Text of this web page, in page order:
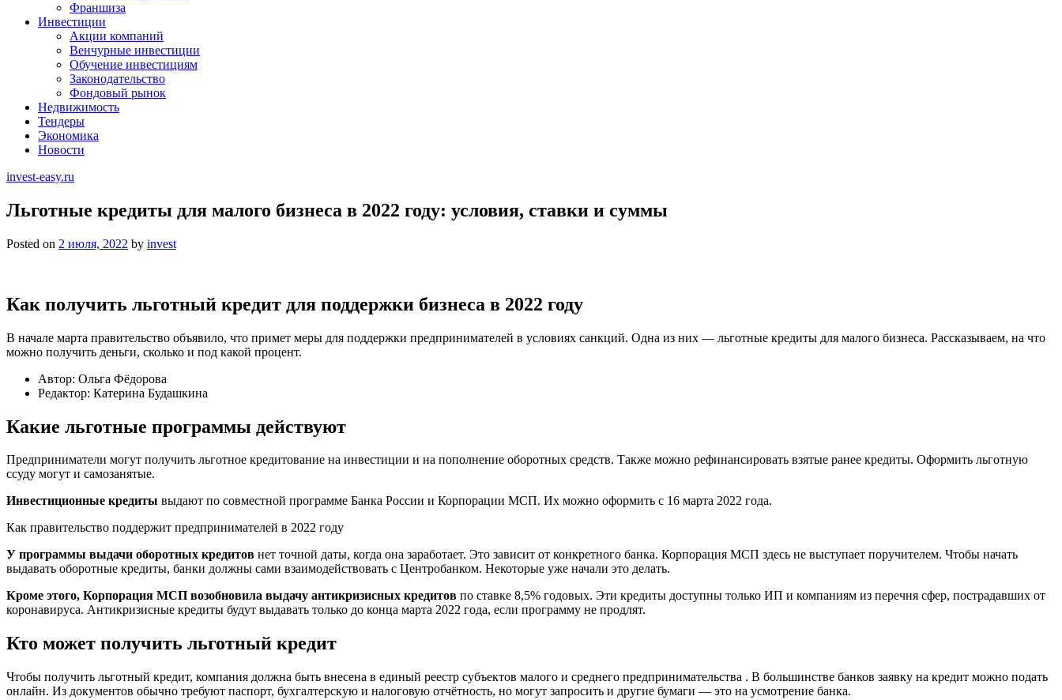
Франшиза
Инвестиции
Акции компаний
Венчурные инвестиции
Обучение инвестициям
Законодательство
Фондовый рынок
Недвижимость
Тендеры
Экономика
Новости
invest-easy.ru
Льготные кредиты для малого бизнеса в 2022 году: условия, ставки и суммы
Posted on 2 июля, 2022 by invest
Как получить льготный кредит для поддержки бизнеса в 2022 году
В начале марта правительство объявило, что примет меры для поддержки предпринимателей в условиях санкций. Одна из них — льготные кредиты для малого бизнеса. Рассказываем, на что
можно получить деньги, сколько и под какой процент.
Автор: Ольга Фёдорова
Редактор: Катерина Будашкина
Какие льготные программы действуют
Предприниматели могут получить льготное кредитование на инвестиции и на пополнение оборотных средств. Также можно рефинансировать взятые ранее кредиты. Оформить льготную
ссуду могут и самозанятые.
Инвестиционные кредиты выдают по совместной программе Банка России и Корпорации МСП. Их можно оформить с 16 марта 2022 года.
Как правительство поддержит предпринимателей в 2022 году
У программы выдачи оборотных кредитов нет точной даты, когда она заработает. Это зависит от конкретного банка. Корпорация МСП здесь не выступает поручителем. Чтобы начать
выдавать оборотные кредиты, банки должны сами взаимодействовать с Центробанком. Некоторые уже начали это делать.
Кроме этого, Корпорация МСП возобновила выдачу антикризисных кредитов по ставке 8,5% годовых. Эти кредиты доступны только ИП и компаниям из перечня сфер, пострадавших от
коронавируса. Антикризисные кредиты будут выдавать только до конца марта 2022 года, если программу не продлят.
Кто может получить льготный кредит
Чтобы получить льготный кредит, компания должна быть внесена в единый реестр субъектов малого и среднего предпринимательства . В большинстве банков заявку на кредит можно подать
онлайн. Из документов обычно требуют паспорт, бухгалтерскую и налоговую отчётность, но могут запросить и другие бумаги — это на усмотрение банка.